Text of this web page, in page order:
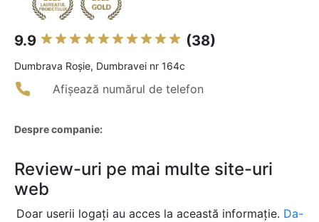
9.9 (38)
Dumbrava Roşie, Dumbravei nr 164c
Afișează numărul de telefon
Despre companie:
Review-uri pe mai multe site-uri
web
Doar userii logați au acces la această informație. Da-